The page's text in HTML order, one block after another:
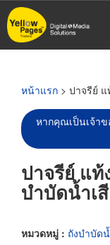
ข้าม
ไป
หน้าแรก > ปาจรีย์
หากคุณเป็นเจ้า
ปาจรีย์ แ
บำบัดน้ำเ
หมวดหมู่ : ถังบำบัด